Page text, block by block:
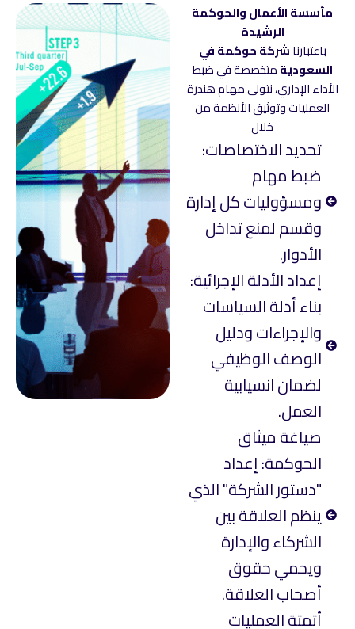
مأسسة الأعمال والحوكمة
الرشيدة
باعتبارناشركة حوكمة في
السعوديةمتخصصة في ضبط
الأداء الإداري، نتولى مهام هندرة
العمليات وتوثيق الأنظمة من
خلال
تحديد الاختصاصات:
ضبط مهام
ومسؤوليات كل إدارة
وقسم لمنع تداخل
الأدوار.
إعداد الأدلة الإجرائية:
بناء أدلة السياسات
والإجراءات ودليل
الوصف الوظيفي
لضمان انسيابية
العمل.
صياغة ميثاق
الحوكمة: إعداد
"دستور الشركة" الذي
ينظم العلاقة بين
الشركاء والإدارة
ويحمي حقوق
أصحاب العلاقة.
أتمتة العمليات